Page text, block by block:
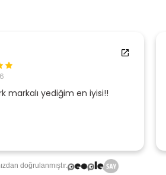
markalı yediğim en iyisi!!
doğrulanmıştır.